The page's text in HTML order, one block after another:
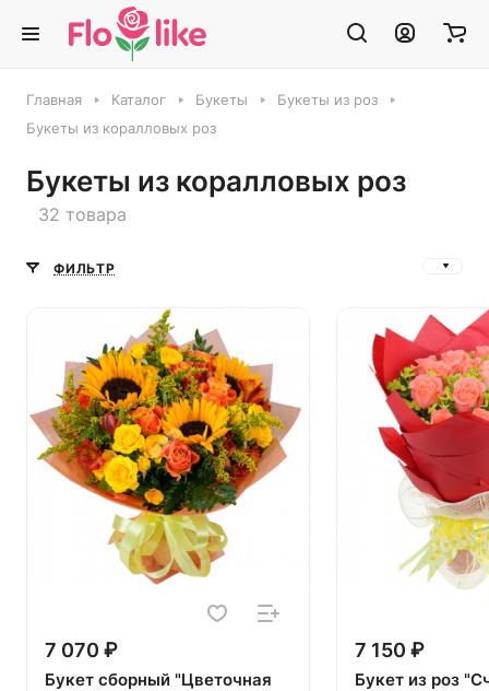
Главная Каталог Букеты
Букеты из роз
Букеты из коралловых роз
Букеты из коралловых роз
32 товара
ФИЛЬТР
7 070 ₽
Букет сборный "Цветочная
7 150 ₽
Букет из роз